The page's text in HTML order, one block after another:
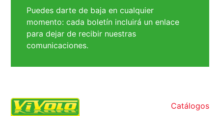
Puedes darte de baja en cualquier
momento: cada boletín incluirá un enlace
para dejar de recibir nuestras
comunicaciones.
Catálogos